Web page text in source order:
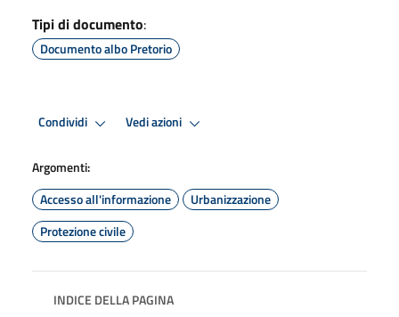
Tipi di documento:
Documento albo Pretorio
Condividi Vedi azioni
Argomenti:
Accesso all'informazione
Urbanizzazione
Protezione civile
INDICE DELLA PAGINA